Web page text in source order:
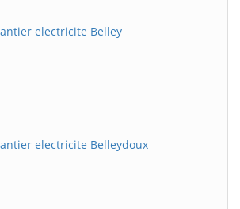
electricite Belley
electricite Belleydoux